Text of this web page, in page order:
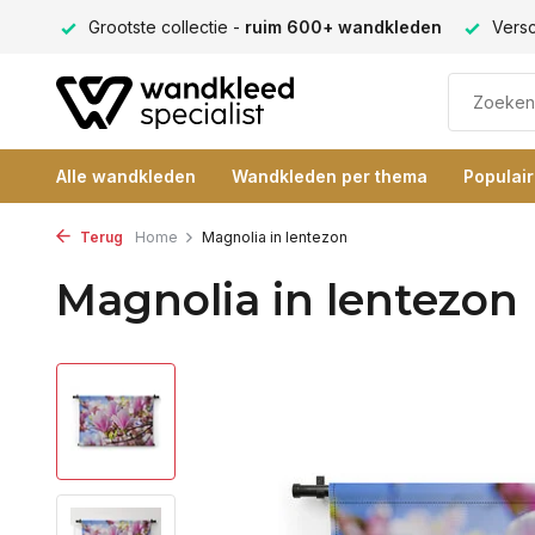
Grootste collectie - ruim 600+ wandkleden
Alle wandkleden Wandkleden per thema
Terug Home Magnolia in lentezon
Magnolia in lentezon